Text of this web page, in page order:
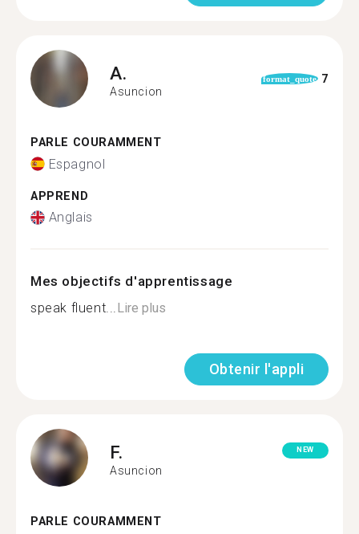
A.
Asuncion
format_quote 7
PARLE COURAMMENT
Espagnol
APPREND
Anglais
Mes objectifs d'apprentissage
speak fluent...Lire plus
Obtenir l'appli
F.
Asuncion
NEW
PARLE COURAMMENT